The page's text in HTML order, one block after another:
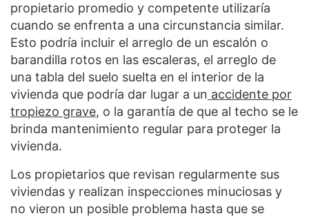
propietario promedio y competente utilizaría
cuando se enfrenta a una circunstancia similar.
Esto podría incluir el arreglo de un escalón o
barandilla rotos en las escaleras, el arreglo de
una tabla del suelo suelta en el interior de la
vivienda que podría dar lugar a un accidente por
tropiezo grave, o la garantía de que al techo se le
brinda mantenimiento regular para proteger la
vivienda.
Los propietarios que revisan regularmente sus
viviendas y realizan inspecciones minuciosas y
no vieron un posible problema hasta que se